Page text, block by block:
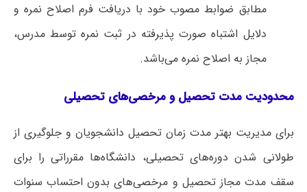
مطابق ضوابط مصوب خود با دریافت فرم اصلاح نمره و
دلایل اشتباه صورت پذیرفته در ثبت نمره توسط مدرس،
مجاز به اصلاح نمره می‌باشد.
محدودیت مدت تحصیل و مرخصی‌های تحصیلی
برای مدیریت بهتر مدت زمان تحصیل دانشجویان و جلوگیری از
طولانی شدن دوره‌های تحصیلی، دانشگاه‌ها مقرراتی را برای
سقف مدت مجاز تحصیل و مرخصی‌های بدون احتساب سنوات